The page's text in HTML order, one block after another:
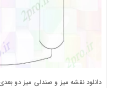
دانلود نقشه میز و صندلی میز دو بعدی